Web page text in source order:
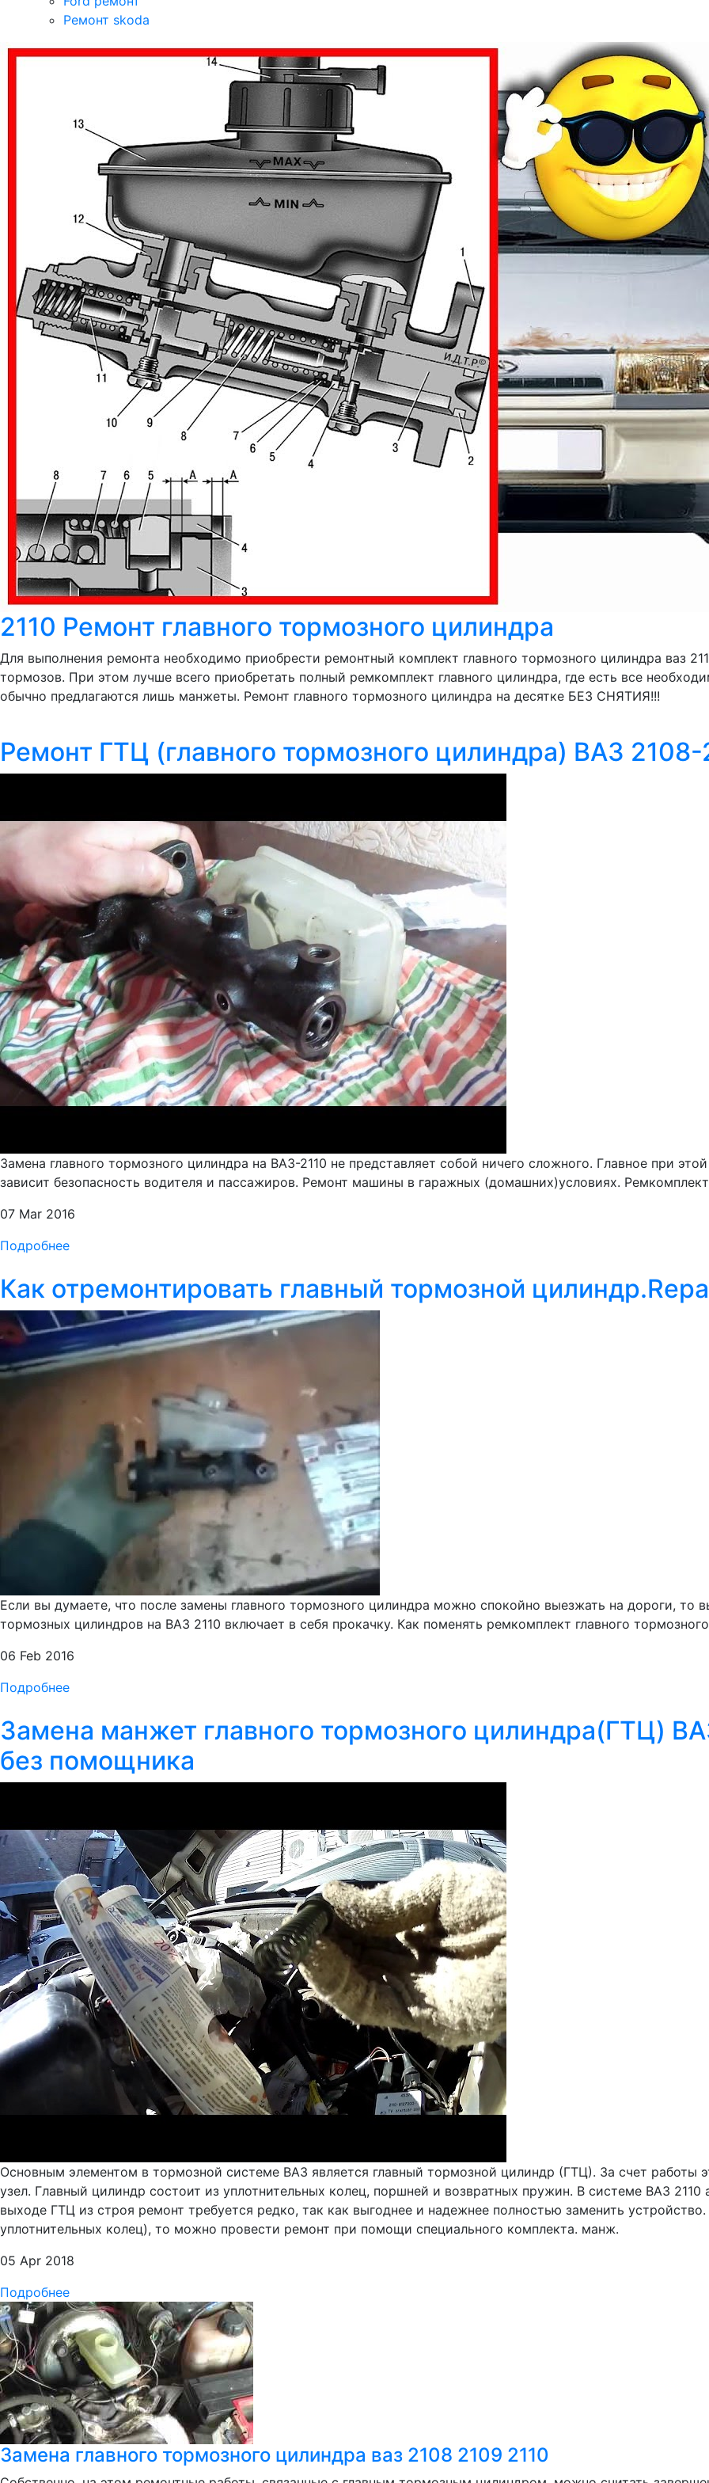
Ремонт skoda
2110 Ремонт главного тормозного цилиндра
Для выполнения ремонта необходимо приобрести ремонтный комплект главного тормозного цилиндра ваз
тормозов. При этом лучше всего приобретать полный ремкомплект главного цилиндра, где есть все
обычно предлагаются лишь манжеты. Ремонт главного тормозного цилиндра на десятке БЕЗ СНЯТИЯ!!!
Ремонт ГТЦ (главного тормозного цилиндра) ВАЗ 2108-
Замена главного тормозного цилиндра на ВАЗ-2110 не представляет собой ничего сложного. Главное при
зависит безопасность водителя и пассажиров. Ремонт машины в гаражных (домашних)условиях.
07 Mar 2016
Подробнее
Как отремонтировать главный тормозной
Если вы думаете, что после замены главного тормозного цилиндра можно спокойно выезжать на дороги,
тормозных цилиндров на ВАЗ 2110 включает в себя прокачку. Как поменять ремкомплект главного
06 Feb 2016
Подробнее
Замена манжет главного тормозного цилиндра(ГТЦ)
без помощника
Основным элементом в тормозной системе ВАЗ является главный тормозной цилиндр (ГТЦ). За счет работы
узел. Главный цилиндр состоит из уплотнительных колец, поршней и возвратных пружин. В системе ВАЗ
выходе ГТЦ из строя ремонт требуется редко, так как выгоднее и надежнее полностью заменить
уплотнительных колец), то можно провести ремонт при помощи специального комплекта. манж.
05 Apr 2018
Подробнее
Замена главного тормозного цилиндра ваз 2108 2109 2110